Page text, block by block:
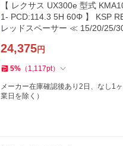
【 レクサス UX300e 型式
1- PCD:114.3 5H 60Φ 】 KSP
レッドスペーサー ≪ 15/20/25/
24,375円
5% （ 1,117pt）
メーカー在庫確認後あり2日、なし1
業日を除く）